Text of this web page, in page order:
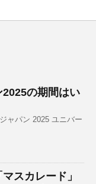
の期間はい
ャパン 2025 ユニバー
スカレード」